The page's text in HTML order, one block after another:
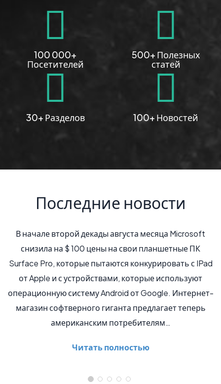
100 000+
Посетителей
500+ Полезных
статей
30+ Разделов 100+ Новостей
Последние новости
августа месяца Microsoft
на свои планшетные ПК
конкурировать с IPad
которые используют
от Google. Интернет-
предлагает теперь
потребителям…
Учёным удалось создать
камеру, размеры
капсулой получились
США достоинством в 1
для развлечения: у
задача. Это
помочь учёным в